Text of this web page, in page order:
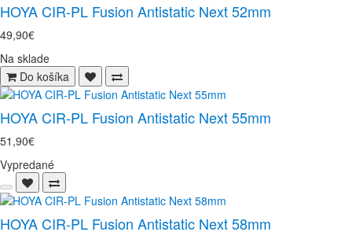
HOYA CIR-PL Fusion Antistatic Next 52mm
49,90€
Na sklade
Do košíka
HOYA CIR-PL Fusion Antistatic Next 55mm
51,90€
Vypredané
HOYA CIR-PL Fusion Antistatic Next 58mm